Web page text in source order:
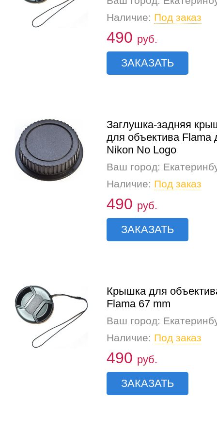
Наличие: Под заказ
490 руб.
ЗАКАЗАТЬ
Заглушка-задняя
для объектива Flama
Nikon No Logo
Ваш город:
Наличие: Под заказ
490 руб.
ЗАКАЗАТЬ
Крышка для
Flama 67 mm
Ваш город:
Наличие: Под заказ
490 руб.
ЗАКАЗАТЬ